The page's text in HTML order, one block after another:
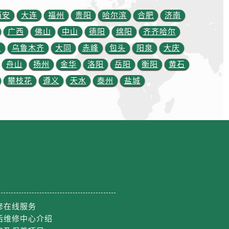
安 大连 福州 贵阳 哈尔滨 合肥
济南
广西
佛山 中山 德阳 绵阳
齐齐哈尔
乌鲁木齐 大同 赤峰 包头 阳泉
大庆
舟山
扬州 金华 洛阳 岳阳 衡阳
黄石
攀枝花
遵义 天水 泰州 盐城
在线服务
维修中心介绍